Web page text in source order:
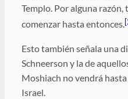
Templo. Por alguna
comenzar hasta entonces.
Esto también señala una
Schneerson y la de
Moshiach no vendrá
Israel.